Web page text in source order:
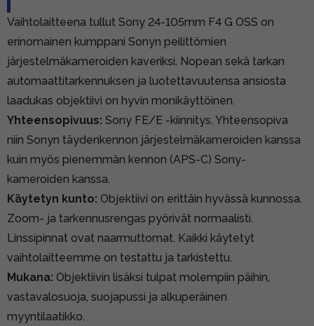
Vaihtolaitteena tullut Sony 24-105mm F4 G OSS on
erinomainen kumppani Sonyn peilittömien
järjestelmäkameroiden kaveriksi. Nopean sekä tarkan
automaattitarkennuksen ja luotettavuutensa ansiosta
laadukas objektiivi on hyvin monikäyttöinen.
Yhteensopivuus: Sony FE/E -kiinnitys. Yhteensopiva
niin Sonyn täydenkennon järjestelmäkameroiden kanssa
kuin myös pienemmän kennon (APS-C) Sony-
kameroiden kanssa.
Käytetyn kunto: Objektiivi on erittäin hyvässä kunnossa.
Zoom- ja tarkennusrengas pyörivät normaalisti.
Linssipinnat ovat naarmuttomat. Kaikki käytetyt
vaihtolaitteemme on testattu ja tarkistettu.
Mukana: Objektiivin lisäksi tulpat molempiin päihin,
vastavalosuoja, suojapussi ja alkuperäinen
myyntilaatikko.